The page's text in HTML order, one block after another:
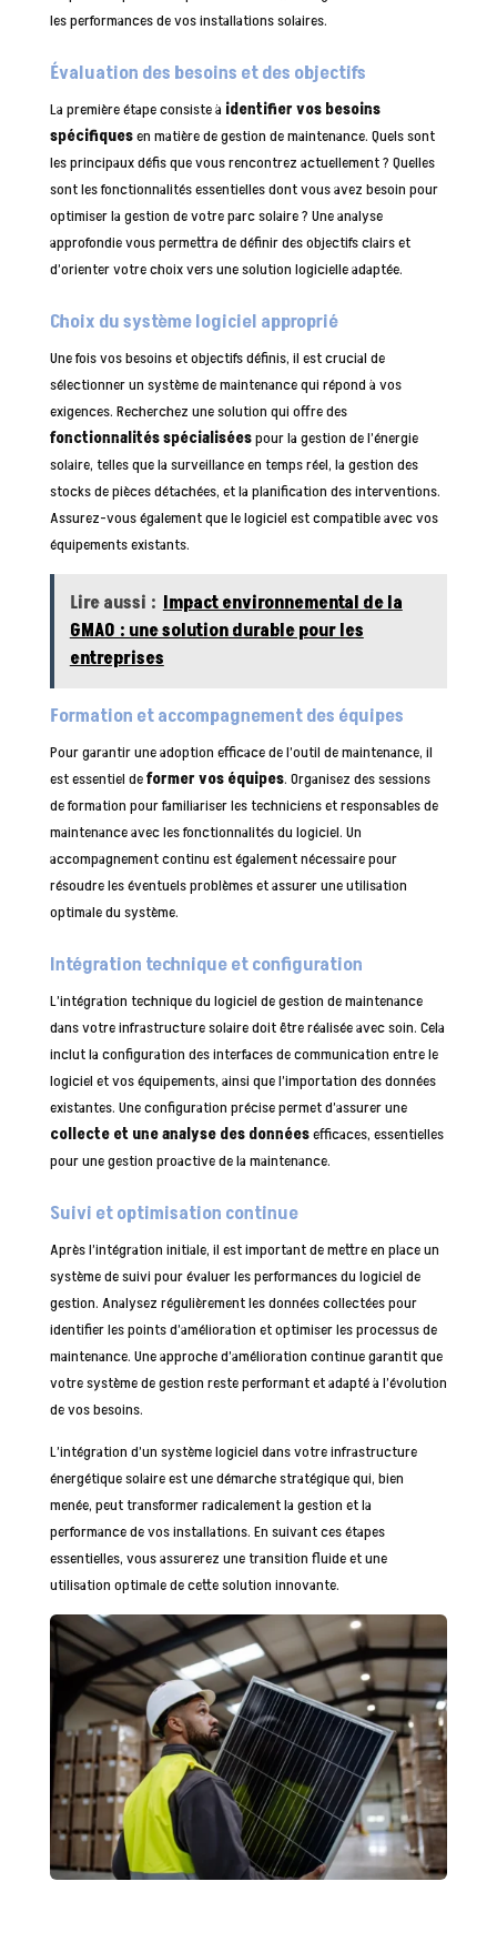
les performances de vos installations solaires.
Évaluation des besoins et des objectifs
La première étape consiste à identifier vos besoins
spécifiquesen matière de gestion de maintenance. Quels sont
les principaux défis que vous rencontrez actuellement ? Quelles
sont les fonctionnalités essentielles dont vous avez besoin pour
optimiser la gestion de votre parc solaire ? Une analyse
approfondie vous permettra de définir des objectifs clairs et
d’orienter votre choix vers une solution logicielle adaptée.
Choix du système logiciel approprié
Une fois vos besoins et objectifs définis, il est crucial de
sélectionner un système de maintenance qui répond à vos
exigences. Recherchez une solution qui offre des
fonctionnalités spécialiséespour la gestion de l’énergie
solaire, telles que la surveillance en temps réel, la gestion des
stocks de pièces détachées, et la planification des interventions.
Assurez-vous également que le logiciel est compatible avec vos
équipements existants.
Lire aussi : Impact environnemental de la
GMAO : une solution durable pour les
entreprises
Formation et accompagnement des équipes
Pour garantir une adoption efficace de l’outil de maintenance, il
est essentiel deformer vos équipes. Organisez des sessions
de formation pour familiariser les techniciens et responsables de
maintenance avec les fonctionnalités du logiciel. Un
accompagnement continu est également nécessaire pour
résoudre les éventuels problèmes et assurer une utilisation
optimale du système.
Intégration technique et configuration
L’intégration technique du logiciel de gestion de maintenance
dans votre infrastructure solaire doit être réalisée avec soin. Cela
inclut la configuration des interfaces de communication entre le
logiciel et vos équipements, ainsi que l’importation des données
existantes. Une configuration précise permet d’assurer une
collecte et une analyse des donnéesefficaces, essentielles
pour une gestion proactive de la maintenance.
Suivi et optimisation continue
Après l’intégration initiale, il est important de mettre en place un
système de suivi pour évaluer les performances du logiciel de
gestion. Analysez régulièrement les données collectées pour
identifier les points d’amélioration et optimiser les processus de
maintenance. Une approche d’amélioration continue garantit que
votre système de gestion reste performant et adapté à l’évolution
de vos besoins.
L’intégration d’un système logiciel dans votre infrastructure
énergétique solaire est une démarche stratégique qui, bien
menée, peut transformer radicalement la gestion et la
performance de vos installations. En suivant ces étapes
essentielles, vous assurerez une transition fluide et une
utilisation optimale de cette solution innovante.